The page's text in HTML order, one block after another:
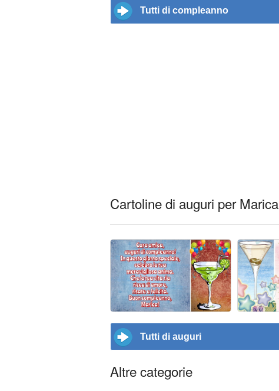
Tutti di compleanno
Cartoline di auguri per Marica
Tutti di auguri
Altre categorie